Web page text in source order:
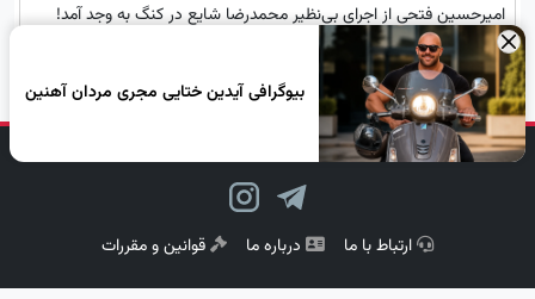
امیرحسین فتحی از اجرای بی‌نظیر محمدرضا شایع در کنگ به وجد آمد!
ویدئویی که همه را شگفت‌زده کرد×
بیوگرافی آیدین ختایی مجری مردان آهنین
دنبال کن، لبخند بزن!
ارتباط با ما درباره ما قوانین و مقررات